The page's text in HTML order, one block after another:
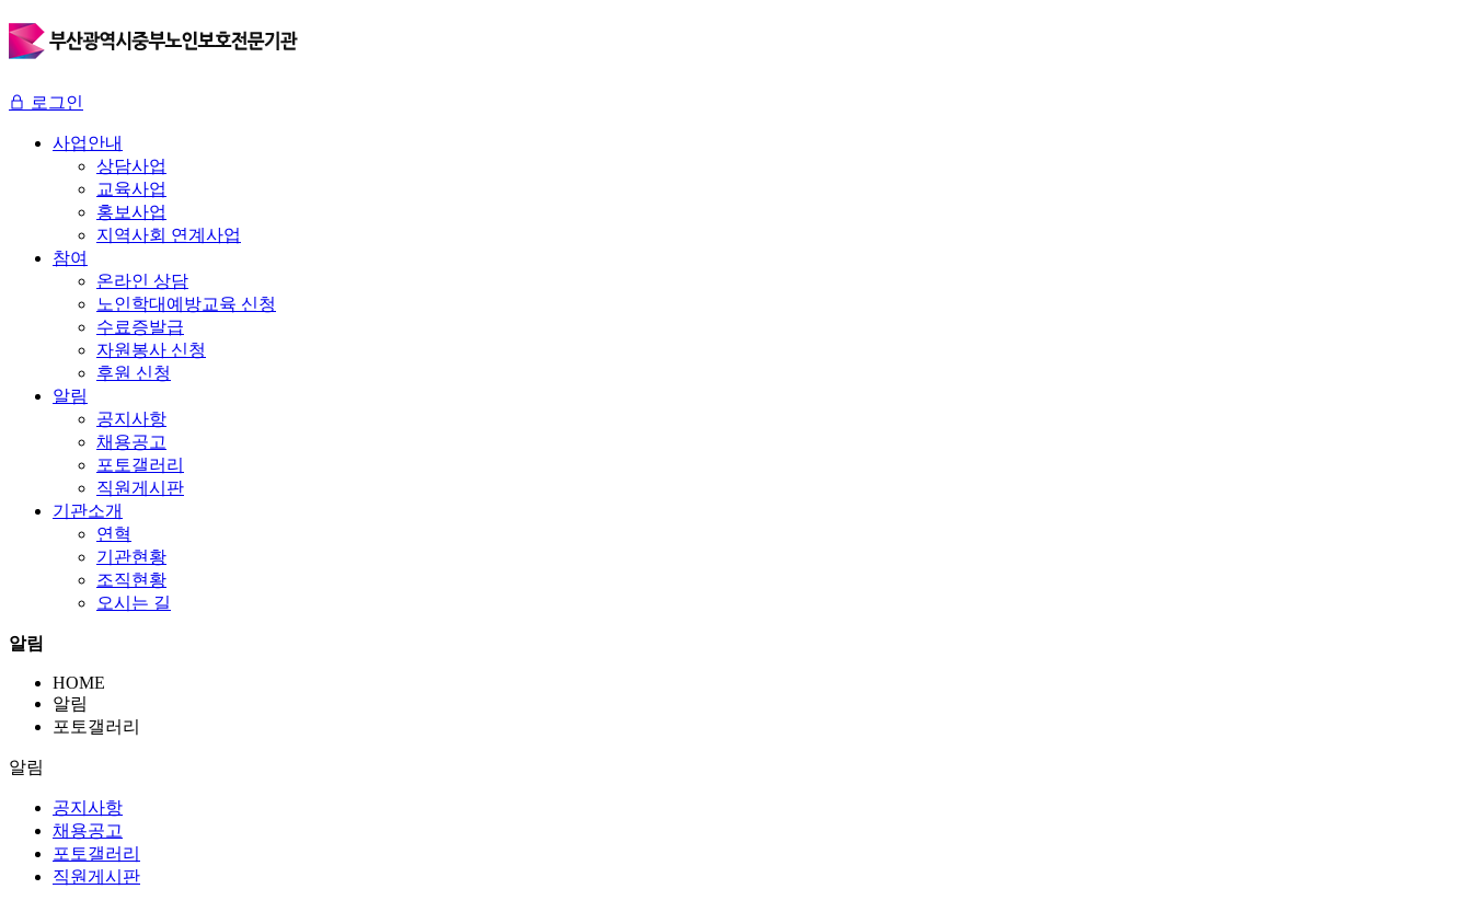
로그인
사업안내
상담사업
교육사업
홍보사업
지역사회 연계사업
참여
온라인 상담
노인학대예방교육 신청
수료증발급
자원봉사 신청
후원 신청
알림
공지사항
채용공고
포토갤러리
직원게시판
기관소개
연혁
기관현황
조직현황
오시는 길
알림
HOME
알림
포토갤러리
알림
공지사항
채용공고
포토갤러리
직원게시판